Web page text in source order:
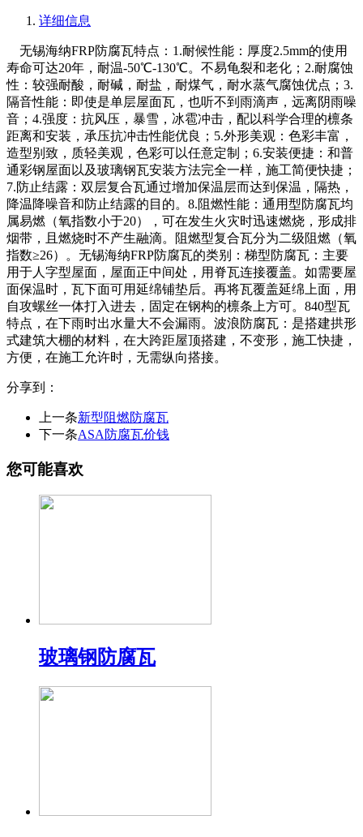
详细信息
无锡海纳FRP防腐瓦特点：1.耐候性能：厚度2.5mm的使用
寿命可达20年，耐温-50℃-130℃。不易龟裂和老化；2.耐腐蚀
性：较强耐酸，耐碱，耐盐，耐煤气，耐水蒸气腐蚀优点；3.
隔音性能：即使是单层屋面瓦，也听不到雨滴声，远离阴雨噪
音；4.强度：抗风压，暴雪，冰雹冲击，配以科学合理的檩条
距离和安装，承压抗冲击性能优良；5.外形美观：色彩丰富，
造型别致，质轻美观，色彩可以任意定制；6.安装便捷：和普
通彩钢屋面以及玻璃钢瓦安装方法完全一样，施工简便快捷；
7.防止结露：双层复合瓦通过增加保温层而达到保温，隔热，
降温降噪音和防止结露的目的。8.阻燃性能：通用型防腐瓦均
属易燃（氧指数小于20），可在发生火灾时迅速燃烧，形成排
烟带，且燃烧时不产生融滴。阻燃型复合瓦分为二级阻燃（氧
指数≥26）。无锡海纳FRP防腐瓦的类别：梯型防腐瓦：主要
用于人字型屋面，屋面正中间处，用脊瓦连接覆盖。如需要屋
面保温时，瓦下面可用延绵铺垫后。再将瓦覆盖延绵上面，用
自攻螺丝一体打入进去，固定在钢构的檩条上方可。840型瓦
特点，在下雨时出水量大不会漏雨。波浪防腐瓦：是搭建拱形
式建筑大棚的材料，在大跨距屋顶搭建，不变形，施工快捷，
方便，在施工允许时，无需纵向搭接。
分享到：
上一条新型阻燃防腐瓦
下一条ASA防腐瓦价钱
您可能喜欢
玻璃钢防腐瓦